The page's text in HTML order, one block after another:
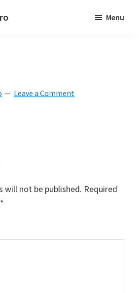
Menu
Leave a Comment
will not be published. Required
*